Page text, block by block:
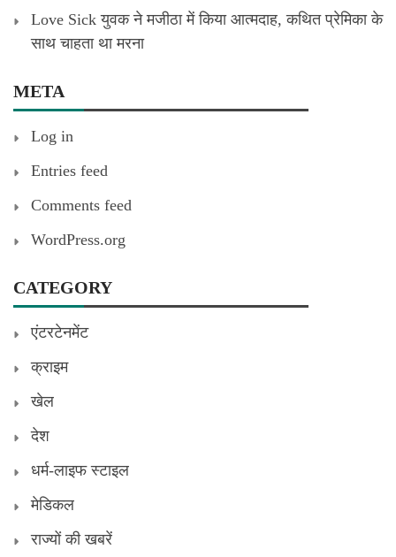
Love Sick युवक ने मजीठा में किया आत्मदाह, कथित प्रेमिका के
साथ चाहता था मरना
META
Log in
Entries feed
Comments feed
WordPress.org
CATEGORY
एंटरटेनमेंट
क्राइम
खेल
देश
धर्म-लाइफ स्टाइल
मेडिकल
राज्यों की खबरें